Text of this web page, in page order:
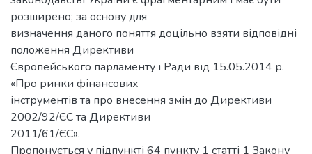
розширено; за основу для
визначення даного поняття доцільно взяти відповідні
положення Директиви
Європейського парламенту і Ради від 15.05.2014 р.
«Про ринки фінансових
інструментів та про внесення змін до Директиви
2002/92/ЄС та Директиви
2011/61/ЄС».
Пропонується у підпункті 64 пункту 1 статті 1 Закону